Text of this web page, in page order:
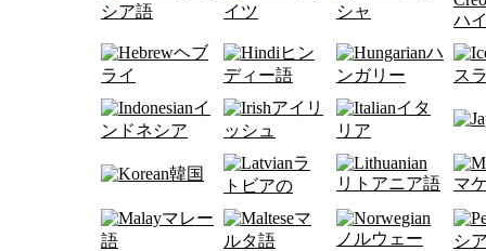
シア語
イツ
シャ
ハ
ヘブ
ライ
ヒン
ディー語
ハ
ンガリー
ス
イ
ンドネシア
アイリ
ッシュ
イタ
リア
韓国
ラ
トビアの
リトアニア語
マ
マレー
語
マ
ルタ語
ノルウェー
シ